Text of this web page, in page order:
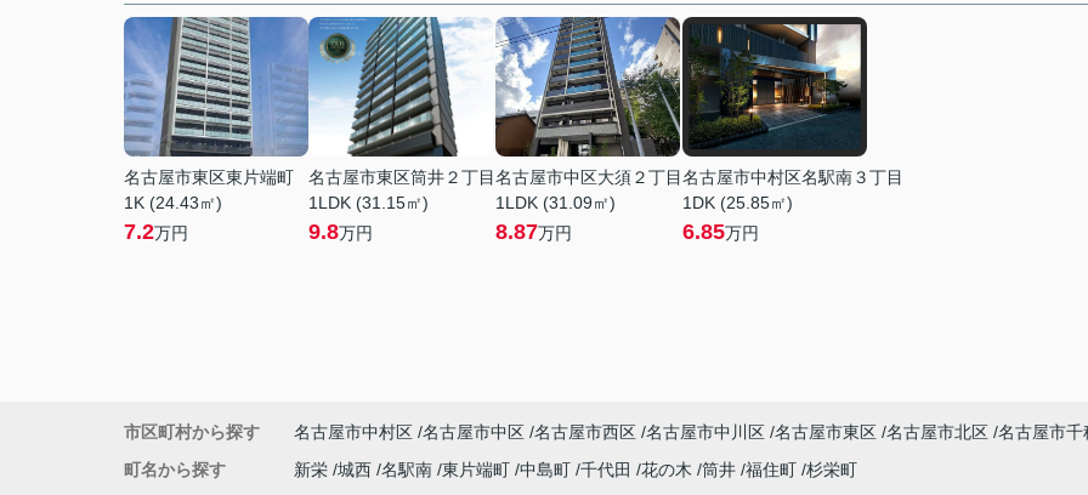
名古屋市東区東片端町
1K (24.43㎡)
7.2万円
名古屋市東区筒井２丁目
1LDK (31.15㎡)
9.8万円
名古屋市中区大須２丁目
1LDK (31.09㎡)
8.87万円
名古屋市中村区名駅南３丁目
1DK (25.85㎡)
6.85万円
市区町村から探す 名古屋市中村区 名古屋市中区 名古屋市西区 名古屋市中川区 名古屋市東区 名古屋市北区 名古屋市千
町名から探す
新栄 城西 名駅南 東片端町 中島町 千代田 花の木 筒井 福住町 杉栄町